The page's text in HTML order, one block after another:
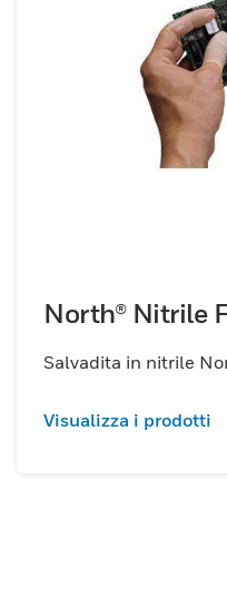
North® Nitrile
Salvadita in nitrile
Visualizza i prodotti